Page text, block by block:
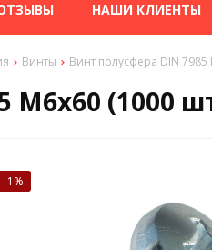
НАШИ КЛИЕНТЫ
Винты Винт полусфера DIN
М6х60 (1000
-1%